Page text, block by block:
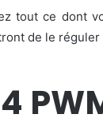
tout ce dont
de le